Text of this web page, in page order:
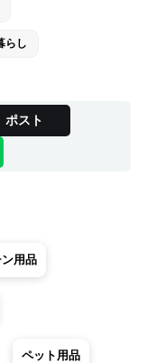
らし
ポスト
用品
ペット用品